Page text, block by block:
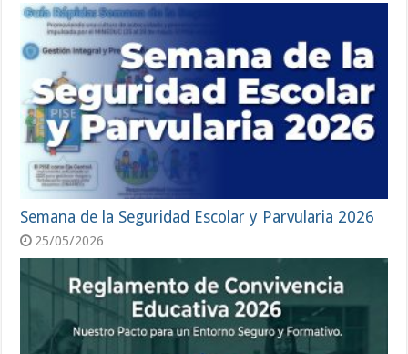
Semana de la Seguridad Escolar y Parvularia 2026
25/05/2026